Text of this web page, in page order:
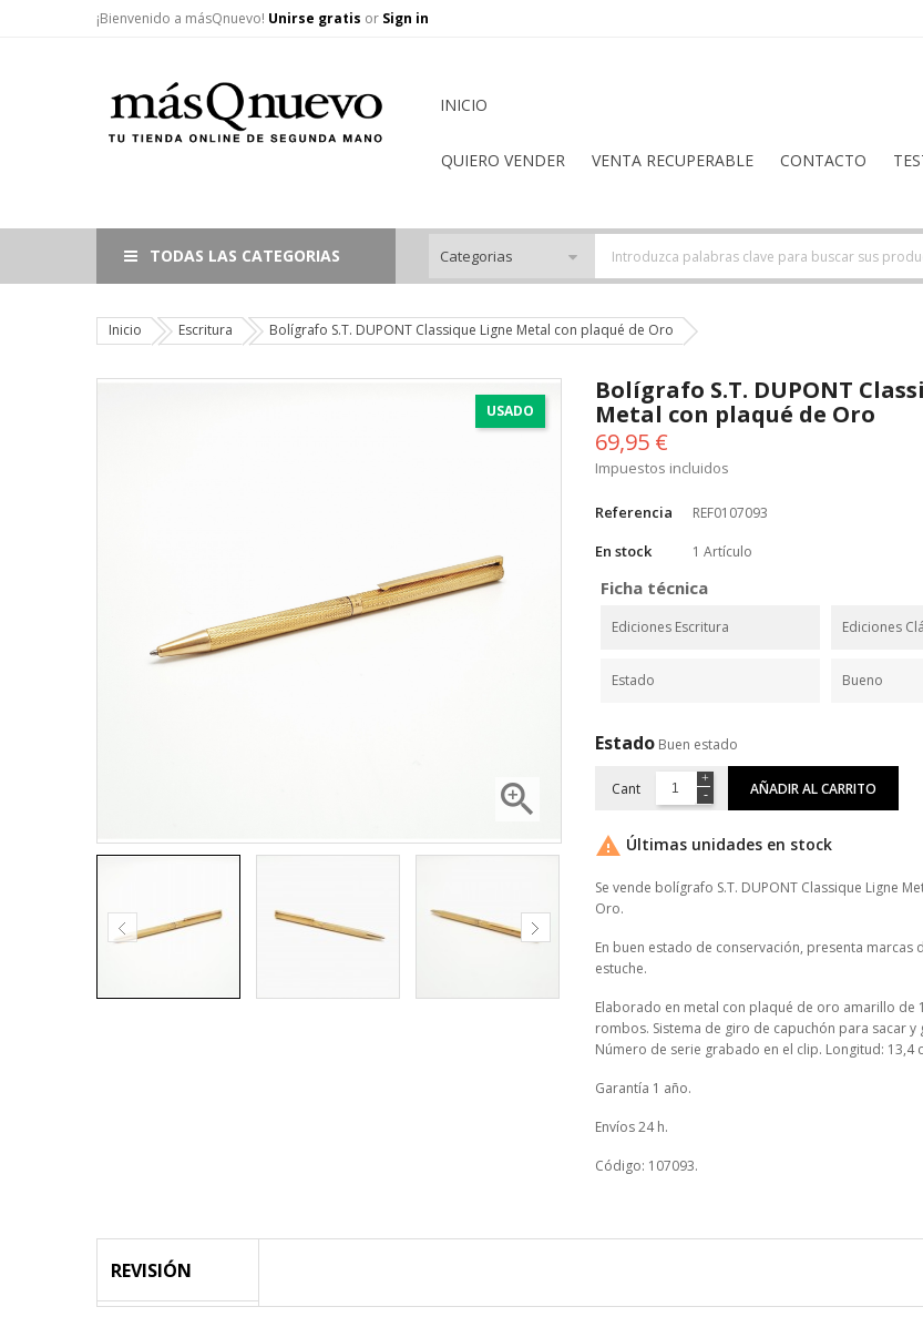
¡Bienvenido a másQnuevo! Unirse gratis or Sign in
INICIO
QUIERO VENDER VENTA RECUPERABLE CONTACTO
TODAS LAS CATEGORIAS
Inicio Escritura Bolígrafo S.T. DUPONT Classique Ligne Metal con plaqué de Oro
USADO

Bolígrafo S.T. DUPONT
Metal con plaqué de Oro
69,95 €
Impuestos incluidos
Referencia REF0107093
En stock 1 Artículo
Ficha técnica
Ediciones Escritura Ediciones
Estado Bueno
Estado Buen estado
Cant AÑADIR AL CARRITO
 Últimas unidades en stock
Se vende bolígrafo S.T. DUPONT Classique Ligne
Oro.
En buen estado de conservación, presenta marcas
estuche.
Elaborado en metal con plaqué de oro amarillo de
rombos. Sistema de giro de capuchón para sacar y
Número de serie grabado en el clip. Longitud: 13,4
Garantía 1 año.
Envíos 24 h.
Código: 107093.
REVISIÓN